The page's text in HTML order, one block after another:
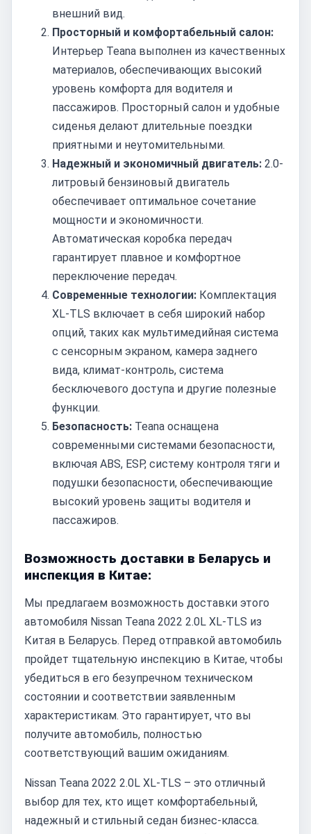
внешний вид.
Просторный и комфортабельный салон:
Интерьер Teana выполнен из качественных
материалов, обеспечивающих высокий
уровень комфорта для водителя и
пассажиров. Просторный салон и удобные
сиденья делают длительные поездки
приятными и неутомительными.
Надежный и экономичный двигатель: 2.0-
литровый бензиновый двигатель
обеспечивает оптимальное сочетание
мощности и экономичности.
Автоматическая коробка передач
гарантирует плавное и комфортное
переключение передач.
Современные технологии: Комплектация
XL-TLS включает в себя широкий набор
опций, таких как мультимедийная система
с сенсорным экраном, камера заднего
вида, климат-контроль, система
бесключевого доступа и другие полезные
функции.
Безопасность: Teana оснащена
современными системами безопасности,
включая ABS, ESP, систему контроля тяги и
подушки безопасности, обеспечивающие
высокий уровень защиты водителя и
пассажиров.
Возможность доставки в Беларусь и
инспекция в Китае:
Мы предлагаем возможность доставки этого
автомобиля Nissan Teana 2022 2.0L XL-TLS из
Китая в Беларусь. Перед отправкой автомобиль
пройдет тщательную инспекцию в Китае, чтобы
убедиться в его безупречном техническом
состоянии и соответствии заявленным
характеристикам. Это гарантирует, что вы
получите автомобиль, полностью
соответствующий вашим ожиданиям.
Nissan Teana 2022 2.0L XL-TLS – это отличный
выбор для тех, кто ищет комфортабельный,
надежный и стильный седан бизнес-класса.